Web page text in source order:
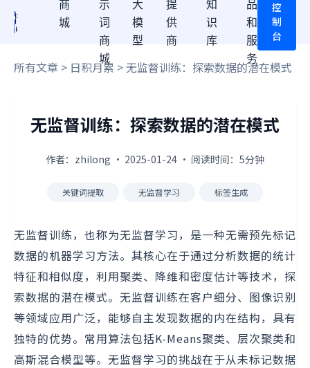
商
城
示
词
商
城
大
模
型
提
供
商
知
识
库
品
和
服
务
控
制
台
所有文章 > 日积月累 > 无监督训练：探索数据的潜在模式
无监督训练：探索数据的潜在模式
作者：zhilong · 2025-01-24 · 阅读时间：5分钟
关键词提取 无监督学习 标签生成
无监督训练，也称为无监督学习，是一种无需预先标记
数据的机器学习方法。其核心在于通过分析数据的统计
特征和相似度，利用聚类、降维和密度估计等技术，探
索数据的潜在模式。无监督训练在客户细分、图像识别
等领域应用广泛，能够自主发现数据的内在结构，具有
独特的优势。常用算法包括K-Means聚类、层次聚类和
高斯混合模型等。无监督学习的挑战在于从未标记数据